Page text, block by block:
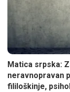
Matica srpska:
neravnopravan
fililoškinje,